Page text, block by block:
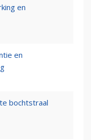
en
en
bochtstraal